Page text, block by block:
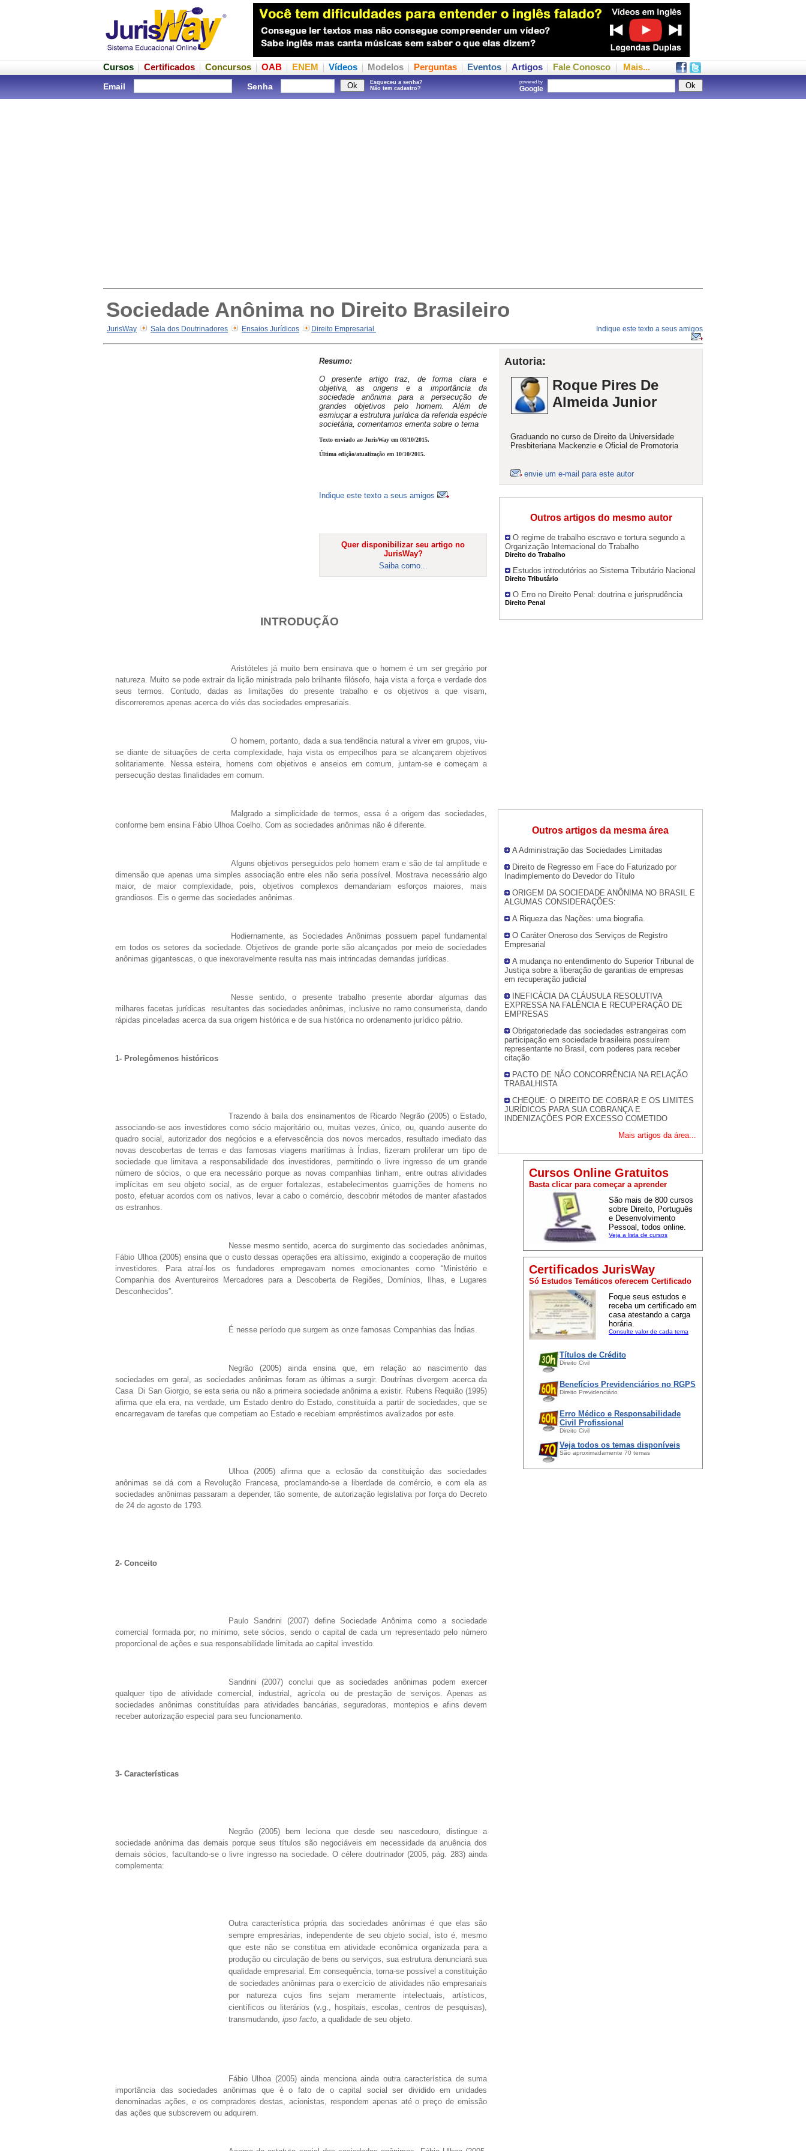
Cursos Certificados Concursos OAB ENEM Vídeos Modelos Perguntas Eventos Artigos Fale Conosco Mais...
Email Senha
Esqueceu a senha?
Não tem cadastro?
powered by
Google
Sociedade Anônima no Direito Brasileiro
JurisWay Sala dos Doutrinadores Ensaios Jurídicos Direito Empresarial Indique este texto a seus amigos
Autoria:
Roque Pires De
Almeida Junior
Graduando no curso de Direito da Universidade
Presbiteriana Mackenzie e Oficial de Promotoria
envie um e-mail para este autor
Outros artigos do mesmo autor
O regime de trabalho escravo e tortura segundo a
Organização Internacional do Trabalho
Direito do Trabalho
Estudos introdutórios ao Sistema Tributário Nacional
Direito Tributário
O Erro no Direito Penal: doutrina e jurisprudência
Direito Penal
Outros artigos da mesma área
A Administração das Sociedades Limitadas
Direito de Regresso em Face do Faturizado por
Inadimplemento do Devedor do Título
ORIGEM DA SOCIEDADE ANÔNIMA NO BRASIL E
ALGUMAS CONSIDERAÇÕES:
A Riqueza das Nações: uma biografia.
O Caráter Oneroso dos Serviços de Registro
Empresarial
A mudança no entendimento do Superior Tribunal de
Justiça sobre a liberação de garantias de empresas
em recuperação judicial
INEFICÁCIA DA CLÁUSULA RESOLUTIVA
EXPRESSA NA FALÊNCIA E RECUPERAÇÃO DE
EMPRESAS
Obrigatoriedade das sociedades estrangeiras com
participação em sociedade brasileira possuírem
representante no Brasil, com poderes para receber
citação
PACTO DE NÃO CONCORRÊNCIA NA RELAÇÃO
TRABALHISTA
CHEQUE: O DIREITO DE COBRAR E OS LIMITES
JURÍDICOS PARA SUA COBRANÇA E
INDENIZAÇÕES POR EXCESSO COMETIDO
Mais artigos da área...
Cursos Online Gratuitos
Basta clicar para começar a aprender
São mais de 800 cursos
sobre Direito, Português
e Desenvolvimento
Pessoal, todos online.
Veja a lista de cursos
Certificados JurisWay
Só Estudos Temáticos oferecem Certificado
Foque seus estudos e
receba um certificado em
casa atestando a carga
horária.
Consulte valor de cada tema
Títulos de Crédito
Direito Civil
Benefícios Previdenciários no RGPS
Direito Previdenciário
Erro Médico e Responsabilidade
Civil Profissional
Direito Civil
Veja todos os temas disponíveis
São aproximadamente 70 temas
Resumo:
O presente artigo traz, de forma clara e
objetiva, as origens e a importância da
sociedade anônima para a persecução de
grandes objetivos pelo homem. Além de
esmiuçar a estrutura jurídica da referida espécie
societária, comentamos ementa sobre o tema
Texto enviado ao JurisWay em 08/10/2015.
Última edição/atualização em 10/10/2015.
Indique este texto a seus amigos
Quer disponibilizar seu artigo no
JurisWay?
Saiba como...
INTRODUÇÃO
Aristóteles já muito bem ensinava que o homem é um ser gregário por
natureza. Muito se pode extrair da lição ministrada pelo brilhante filósofo, haja vista a força e verdade dos
seus termos. Contudo, dadas as limitações do presente trabalho e os objetivos a que visam,
discorreremos apenas acerca do viés das sociedades empresariais.
O homem, portanto, dada a sua tendência natural a viver em grupos, viu-
se diante de situações de certa complexidade, haja vista os empecilhos para se alcançarem objetivos
solitariamente. Nessa esteira, homens com objetivos e anseios em comum, juntam-se e começam a
persecução destas finalidades em comum.
Malgrado a simplicidade de termos, essa é a origem das sociedades,
conforme bem ensina Fábio Ulhoa Coelho. Com as sociedades anônimas não é diferente.
Alguns objetivos perseguidos pelo homem eram e são de tal amplitude e
dimensão que apenas uma simples associação entre eles não seria possível. Mostrava necessário algo
maior, de maior complexidade, pois, objetivos complexos demandariam esforços maiores, mais
grandiosos. Eis o germe das sociedades anônimas.
Hodiernamente, as Sociedades Anônimas possuem papel fundamental
em todos os setores da sociedade. Objetivos de grande porte são alcançados por meio de sociedades
anônimas gigantescas, o que inexoravelmente resulta nas mais intrincadas demandas jurídicas.
Nesse sentido, o presente trabalho presente abordar algumas das
milhares facetas jurídicas resultantes das sociedades anônimas, inclusive no ramo consumerista, dando
rápidas pinceladas acerca da sua origem histórica e de sua histórica no ordenamento jurídico pátrio.
1- Prolegômenos históricos
Trazendo à baila dos ensinamentos de Ricardo Negrão (2005) o Estado,
associando-se aos investidores como sócio majoritário ou, muitas vezes, único, ou, quando ausente do
quadro social, autorizador dos negócios e a efervescência dos novos mercados, resultado imediato das
novas descobertas de terras e das famosas viagens marítimas à Índias, fizeram proliferar um tipo de
sociedade que limitava a responsabilidade dos investidores, permitindo o livre ingresso de um grande
número de sócios, o que era necessário porque as novas companhias tinham, entre outras atividades
implícitas em seu objeto social, as de erguer fortalezas, estabelecimentos guarnições de homens no
posto, efetuar acordos com os nativos, levar a cabo o comércio, descobrir métodos de manter afastados
os estranhos.
Nesse mesmo sentido, acerca do surgimento das sociedades anônimas,
Fábio Ulhoa (2005) ensina que o custo dessas operações era altíssimo, exigindo a cooperação de muitos
investidores. Para atraí-los os fundadores empregavam nomes emocionantes como “Ministério e
Companhia dos Aventureiros Mercadores para a Descoberta de Regiões, Domínios, Ilhas, e Lugares
Desconhecidos”.
É nesse período que surgem as onze famosas Companhias das Índias.
Negrão (2005) ainda ensina que, em relação ao nascimento das
sociedades em geral, as sociedades anônimas foram as últimas a surgir. Doutrinas divergem acerca da
Casa Di San Giorgio, se esta seria ou não a primeira sociedade anônima a existir. Rubens Requião (1995)
afirma que ela era, na verdade, um Estado dentro do Estado, constituída a partir de sociedades, que se
encarregavam de tarefas que competiam ao Estado e recebiam empréstimos avalizados por este.
Ulhoa (2005) afirma que a eclosão da constituição das sociedades
anônimas se dá com a Revolução Francesa, proclamando-se a liberdade de comércio, e com ela as
sociedades anônimas passaram a depender, tão somente, de autorização legislativa por força do Decreto
de 24 de agosto de 1793.
2- Conceito
Paulo Sandrini (2007) define Sociedade Anônima como a sociedade
comercial formada por, no mínimo, sete sócios, sendo o capital de cada um representado pelo número
proporcional de ações e sua responsabilidade limitada ao capital investido.
Sandrini (2007) conclui que as sociedades anônimas podem exercer
qualquer tipo de atividade comercial, industrial, agrícola ou de prestação de serviços. Apenas as
sociedades anônimas constituídas para atividades bancárias, seguradoras, montepios e afins devem
receber autorização especial para seu funcionamento.
3- Características
Negrão (2005) bem leciona que desde seu nascedouro, distingue a
sociedade anônima das demais porque seus títulos são negociáveis em necessidade da anuência dos
demais sócios, facultando-se o livre ingresso na sociedade. O célere doutrinador (2005, pág. 283) ainda
complementa:
Outra característica própria das sociedades anônimas é que elas são
sempre empresárias, independente de seu objeto social, isto é, mesmo
que este não se constitua em atividade econômica organizada para a
produção ou circulação de bens ou serviços, sua estrutura denunciará sua
qualidade empresarial. Em consequência, torna-se possível a constituição
de sociedades anônimas para o exercício de atividades não empresariais
por natureza cujos fins sejam meramente intelectuais, artísticos,
científicos ou literários (v.g., hospitais, escolas, centros de pesquisas),
transmudando, ipso facto, a qualidade de seu objeto.
Fábio Ulhoa (2005) ainda menciona ainda outra característica de suma
importância das sociedades anônimas que é o fato de o capital social ser dividido em unidades
denominadas ações, e os compradores destas, acionistas, respondem apenas até o preço de emissão
das ações que subscrevem ou adquirem.